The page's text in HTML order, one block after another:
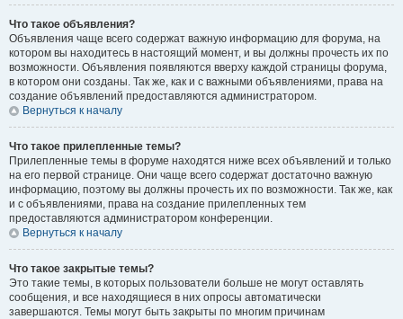
Что такое объявления?
Объявления чаще всего содержат важную информацию для форума, на
котором вы находитесь в настоящий момент, и вы должны прочесть их по
возможности. Объявления появляются вверху каждой страницы форума,
в котором они созданы. Так же, как и с важными объявлениями, права на
создание объявлений предоставляются администратором.
Вернуться к началу
Что такое прилепленные темы?
Прилепленные темы в форуме находятся ниже всех объявлений и только
на его первой странице. Они чаще всего содержат достаточно важную
информацию, поэтому вы должны прочесть их по возможности. Так же, как
и с объявлениями, права на создание прилепленных тем
предоставляются администратором конференции.
Вернуться к началу
Что такое закрытые темы?
Это такие темы, в которых пользователи больше не могут оставлять
сообщения, и все находящиеся в них опросы автоматически
завершаются. Темы могут быть закрыты по многим причинам